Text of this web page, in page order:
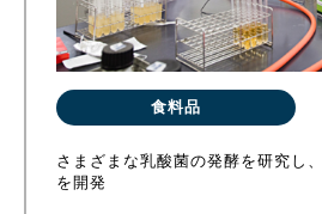
食料品
さまざまな乳酸菌の発酵を研究し
を開発